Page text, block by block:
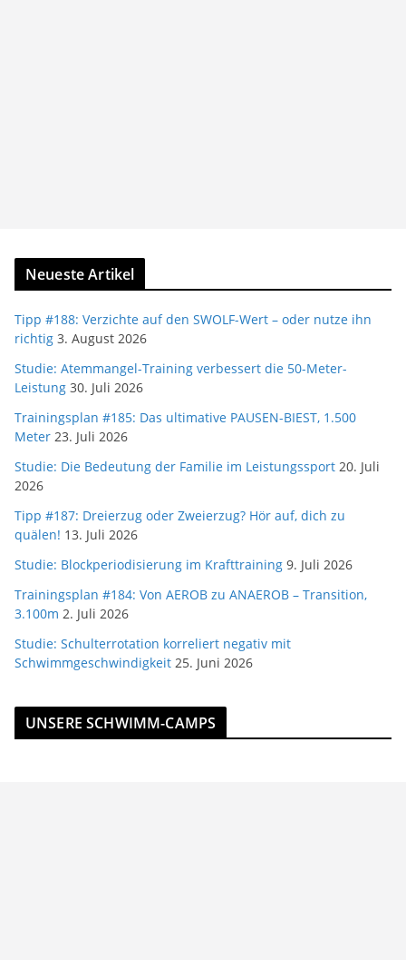
Neueste Artikel
Tipp #188: Verzichte auf den SWOLF-Wert – oder nutze ihn
richtig 3. August 2026
Studie: Atemmangel-Training verbessert die 50-Meter-
Leistung 30. Juli 2026
Trainingsplan #185: Das ultimative PAUSEN-BIEST, 1.500
Meter 23. Juli 2026
Studie: Die Bedeutung der Familie im Leistungssport 20. Juli
2026
Tipp #187: Dreierzug oder Zweierzug? Hör auf, dich zu
quälen! 13. Juli 2026
Studie: Blockperiodisierung im Krafttraining 9. Juli 2026
Trainingsplan #184: Von AEROB zu ANAEROB – Transition,
3.100m 2. Juli 2026
Studie: Schulterrotation korreliert negativ mit
Schwimmgeschwindigkeit 25. Juni 2026
UNSERE SCHWIMM-CAMPS